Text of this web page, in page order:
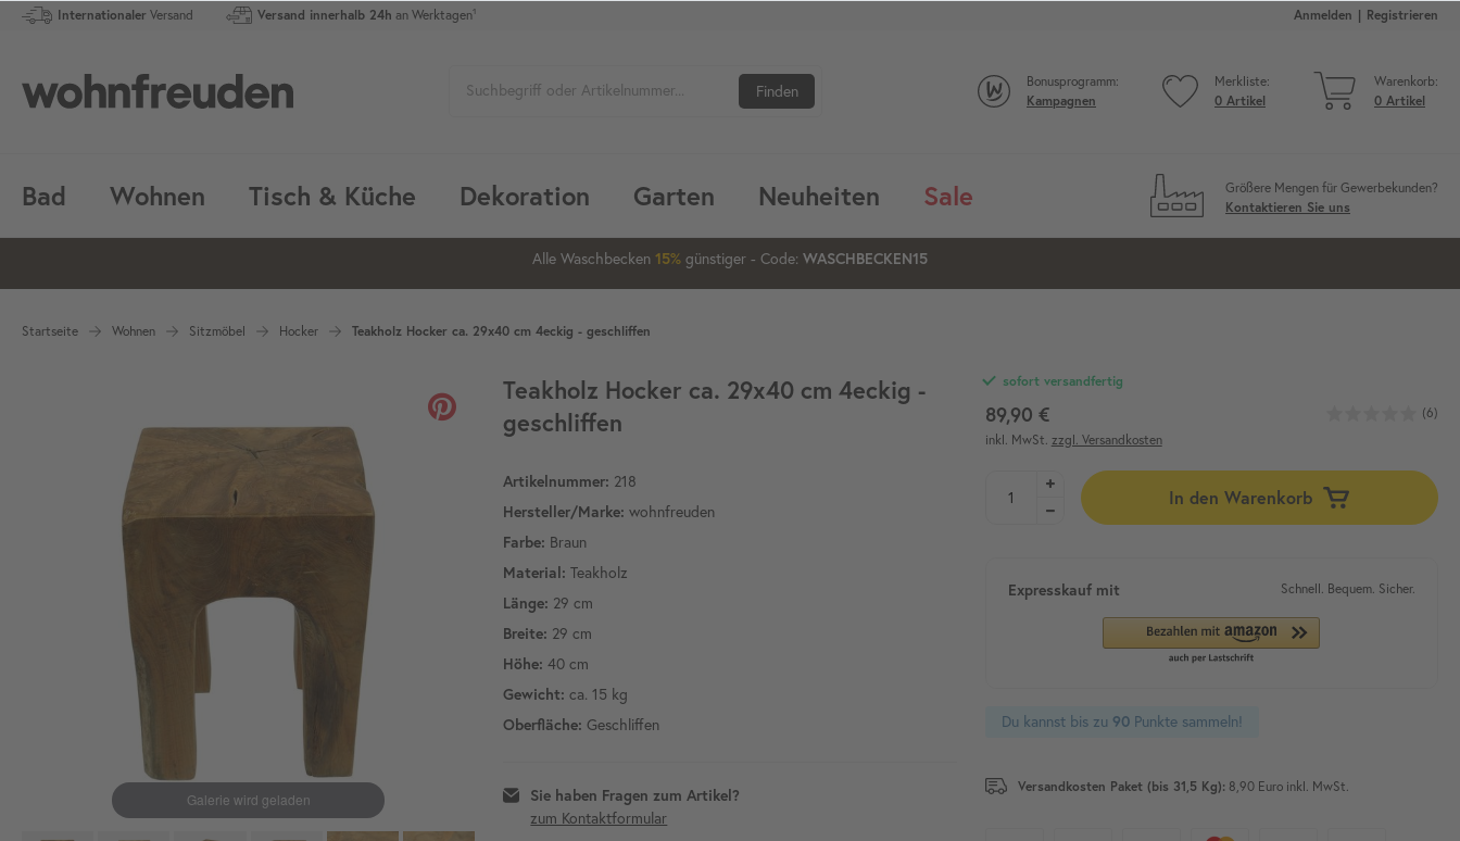
Internationaler Versand Versand innerhalb 24h an Werktagen¹ Anmelden Registrieren
Bonusprogramm:
Kampagnen
Merkliste:
0 Artikel
Warenkorb:
0 Artikel
Finden
Bad Wohnen Tisch & Küche Dekoration Garten Neuheiten Sale
Größere Mengen für Gewerbekunden?
Kontaktieren Sie uns
1 16 05 52
Alle Waschbecken 15% günstiger - Code: WASCHBECKEN15
20%
Startseite Wohnen Sitzmöbel Hocker Teakholz Hocker ca. 29x40 cm 4eckig - geschliffen
Teakholz Hocker ca. 29x40 cm 4eckig -
geschliffen
Artikelnummer: 218
Hersteller/Marke: wohnfreuden
Farbe: Braun
Material: Teakholz
Länge: 29 cm
Breite: 29 cm
Höhe: 40 cm
Gewicht: ca. 15 kg
Oberfläche: Geschliffen
Sie haben Fragen zum Artikel?
zum Kontaktformular
sofort versandfertig
89,90 €
(6)
inkl. MwSt. zzgl. Versandkosten
In den Warenkorb
Expresskauf mit Schnell. Bequem. Sicher.
Du kannst bis zu 90Punkte sammeln!
Versandkosten Paket (bis 31,5 Kg): 8,90 Euro inkl. MwSt.